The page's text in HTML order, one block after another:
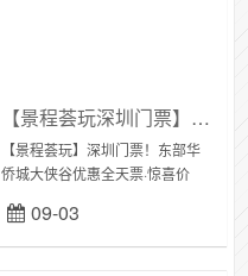
​【景程荟玩深圳门票】东部华侨城大侠谷优惠全天票惊喜价79.9元起（价值200元）
【景程荟玩】深圳门票！东部华
侨城大侠谷优惠全天票·惊喜价
侠谷景区，揽繁华、出宁静、度
假之城，国家级旅游度假区欢迎
09-03